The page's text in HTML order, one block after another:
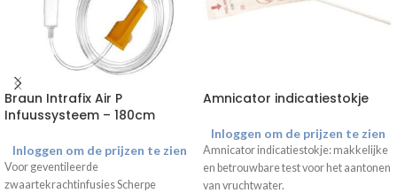
Braun Intrafix Air P
Infuussysteem – 180cm
Inloggen om de prijzen te zien
Voor geventileerde
zwaartekrachtinfusies Scherpe
Amnicator indicatiestokje
Inloggen om de prijzen te zien
Amnicator indicatiestokje: makkelijke
en betrouwbare test voor het aantonen
van vruchtwater.